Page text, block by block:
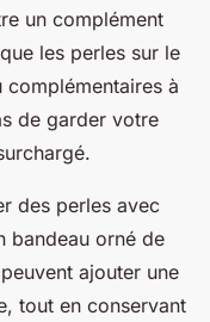
un complément
les perles sur le
à
de garder votre
des perles avec
bandeau orné de
ajouter une
tout en conservant